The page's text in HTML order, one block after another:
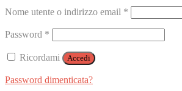
Nome utente o indirizzo email *
Password *
Ricordami Accedi
Password dimenticata?